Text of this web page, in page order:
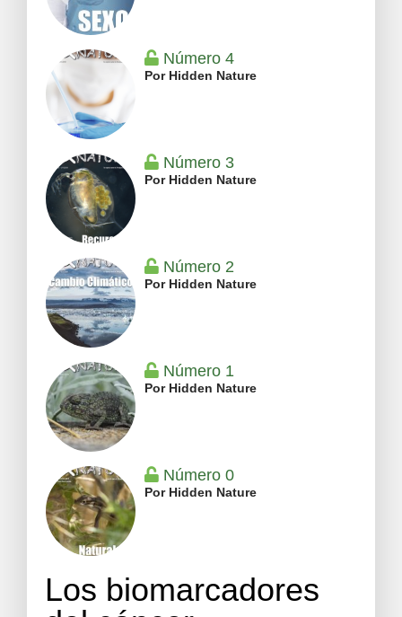
Número 4
Por Hidden Nature
Número 3
Por Hidden Nature
Número 2
Por Hidden Nature
Número 1
Por Hidden Nature
Número 0
Por Hidden Nature
Los biomarcadores